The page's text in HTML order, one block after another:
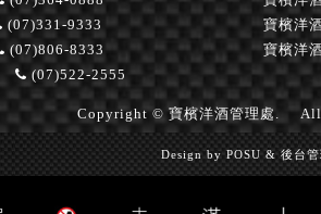
(07)331-9333 寶檳洋
(07)806-8333 寶檳洋
(07)522-2555
Copyright © 寶檳洋酒管理處. All
Design byPOSU& 後台管